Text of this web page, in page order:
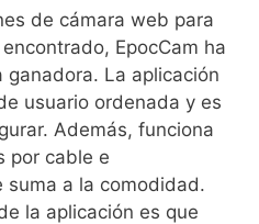
de cámara web para
EpocCam ha
La aplicación
usuario ordenada y es
Además, funciona
por cable e
suma a la comodidad.
la aplicación es que